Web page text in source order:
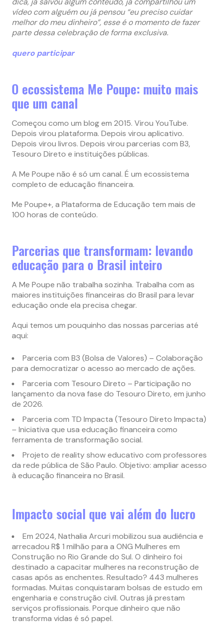
vídeo com alguém ou já pensou “eu preciso cuidar
melhor do meu dinheiro”, esse é o momento de fazer
parte dessa celebração de forma exclusiva.
quero participar
O ecossistema Me Poupe: muito mais
que um canal
Começou como um blog em 2015. Virou YouTube.
Depois virou plataforma. Depois virou aplicativo.
Depois virou livros. Depois virou parcerias com B3,
Tesouro Direto e instituições públicas.
A Me Poupe não é só um canal. É um ecossistema
completo de educação financeira.
Me Poupe+, a Plataforma de Educação tem mais de
100 horas de conteúdo.
Parcerias que transformam: levando
educação para o Brasil inteiro
A Me Poupe não trabalha sozinha. Trabalha com as
maiores instituições financeiras do Brasil para levar
educação onde ela precisa chegar.
Aqui temos um pouquinho das nossas parcerias até
aqui:
Parceria com B3 (Bolsa de Valores) – Colaboração
para democratizar o acesso ao mercado de ações.
Parceria com Tesouro Direto – Participação no
lançamento da nova fase do Tesouro Direto, em junho
de 2026.
Parceria com TD Impacta (Tesouro Direto Impacta)
– Iniciativa que usa educação financeira como
ferramenta de transformação social.
Projeto de reality show educativo com professores
da rede pública de São Paulo. Objetivo: ampliar acesso
à educação financeira no Brasil.
Impacto social que vai além do lucro
Em 2024, Nathalia Arcuri mobilizou sua audiência e
arrecadou R$ 1 milhão para a ONG Mulheres em
Construção no Rio Grande do Sul. O dinheiro foi
destinado a capacitar mulheres na reconstrução de
casas após as enchentes. Resultado? 443 mulheres
formadas. Muitas conquistaram bolsas de estudo em
engenharia e construção civil. Outras já prestam
serviços profissionais. Porque dinheiro que não
transforma vidas é só papel.